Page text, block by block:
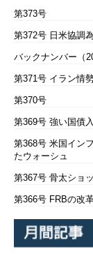
第373号
第372号 日米協調
バックナンバー（
第371号 イラン情
第370号
第369号 強い国債
第368号 米国イン
たウォーシュ
第367号 骨太ショ
第366号 FRBの改